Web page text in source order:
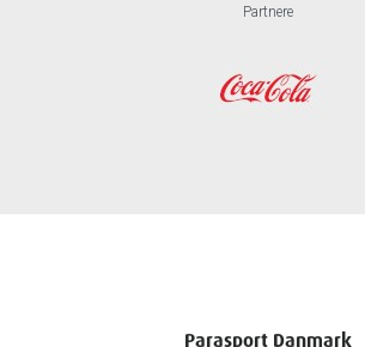
Partnere
Parasport Danmark